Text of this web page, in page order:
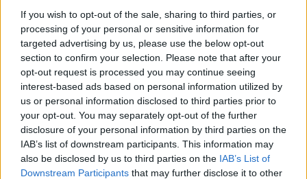
If you wish to opt-out of the sale, sharing to third parties, or
processing of your personal or sensitive information for
targeted advertising by us, please use the below opt-out
section to confirm your selection. Please note that after your
opt-out request is processed you may continue seeing
interest-based ads based on personal information utilized by
us or personal information disclosed to third parties prior to
your opt-out. You may separately opt-out of the further
disclosure of your personal information by third parties on the
IAB’s list of downstream participants. This information may
also be disclosed by us to third parties on the IAB’s List of
Downstream Participants that may further disclose it to other
viento
. Este arenal canario es bastante ventoso, por
lo que no es recomendable comer allí sino que te
aconsejamos hacer uso de alguno de los chiringuitos
adyacentes.
Por otra parte, precisamente este viento es la
virtud de quienes buscansurfear algunas olas.
Además, también se considerauna de las playas
naturistas de Lanzarote,concretamente ubicada en
Teguise.